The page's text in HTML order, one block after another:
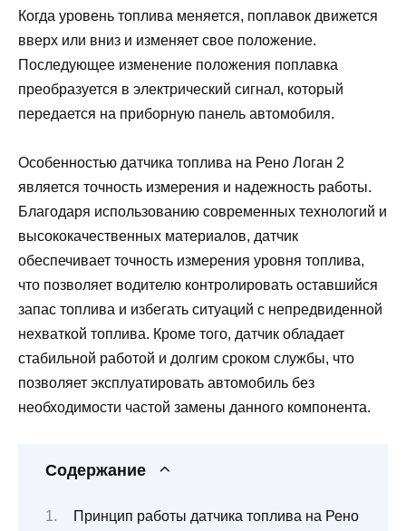
Когда уровень топлива меняется, поплавок движется
вверх или вниз и изменяет свое положение.
Последующее изменение положения поплавка
преобразуется в электрический сигнал, который
передается на приборную панель автомобиля.
Особенностью датчика топлива на Рено Логан 2
является точность измерения и надежность работы.
Благодаря использованию современных технологий и
высококачественных материалов, датчик
обеспечивает точность измерения уровня топлива,
что позволяет водителю контролировать оставшийся
запас топлива и избегать ситуаций с непредвиденной
нехваткой топлива. Кроме того, датчик обладает
стабильной работой и долгим сроком службы, что
позволяет эксплуатировать автомобиль без
необходимости частой замены данного компонента.
Содержание
Принцип работы датчика топлива на Рено